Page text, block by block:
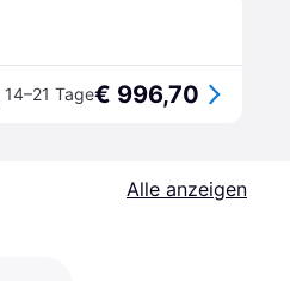
14–21 Tage€ 996,70
Alle anzeigen